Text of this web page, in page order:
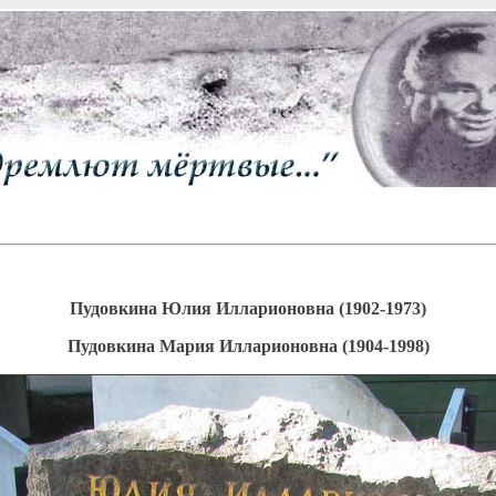
Пудовкина Юлия Илларионовна (1902-1973)
Пудовкина Мария Илларионовна (1904-1998)